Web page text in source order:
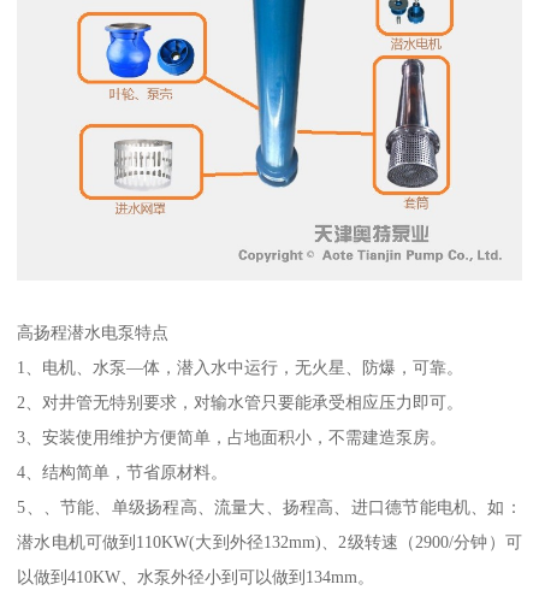
高扬程潜水电泵特点
1、电机、水泵—体，潜入水中运行，无火星、防爆，可靠。
2、对井管无特别要求，对输水管只要能承受相应压力即可。
3、安装使用维护方便简单，占地面积小，不需建造泵房。
4、结构简单，节省原材料。
5、、节能、单级扬程高、流量大、扬程高、进口德节能电机、如：
潜水电机可做到110KW(大到外径132mm)、2级转速（2900/分钟）可
以做到410KW、水泵外径小到可以做到134mm。